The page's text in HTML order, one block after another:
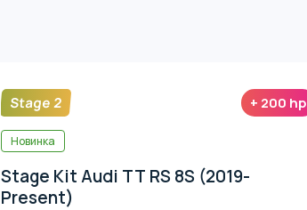
Stage 2 + 200 hp
Новинка
Stage Kit Audi TT RS 8S (2019-
Present)